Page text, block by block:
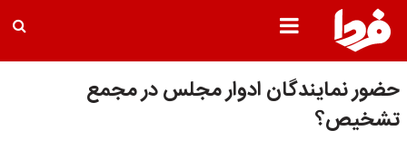
حضور نمایندگان ادوار مجلس در مجمع
تشخیص؟